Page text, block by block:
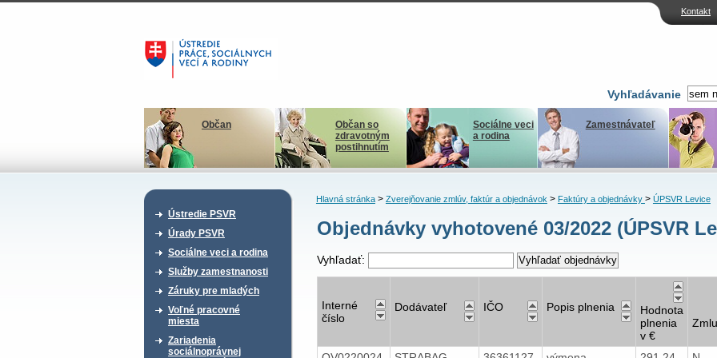
Kontakt
Vyhľadávanie
Občan
Občan so
zdravotným
postihnutím
Sociálne veci
a rodina
Zamestnávateľ
Ústredie PSVR
Úrady PSVR
Sociálne veci a rodina
Služby zamestnanosti
Záruky pre mladých
Voľné pracovné
miesta
Zariadenia
sociálnoprávnej
Hlavná stránka> Zverejňovanie zmlúv, faktúr a objednávok> Faktúry a objednávky > ÚPSVR Levice
Objednávky vyhotovené 03/2022 (ÚPSVR
Vyhľadať:
Interné
číslo
Dodávateľ IČO Popis plnenia
Hodnota
plnenia
v €